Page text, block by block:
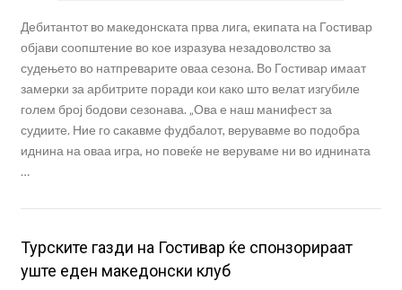
Дебитантот во македонската прва лига, екипата на Гостивар
објави соопштение во кое изразува незадоволство за
судењето во натпреварите оваа сезона. Во Гостивар имаат
замерки за арбитрите поради кои како што велат изгубиле
голем број бодови сезонава. „Ова е наш манифест за
судиите. Ние го сакавме фудбалот, верувавме во подобра
иднина на оваа игра, но повеќе не веруваме ни во иднината
…
Турските газди на Гостивар ќе спонзорираат
уште еден македонски клуб